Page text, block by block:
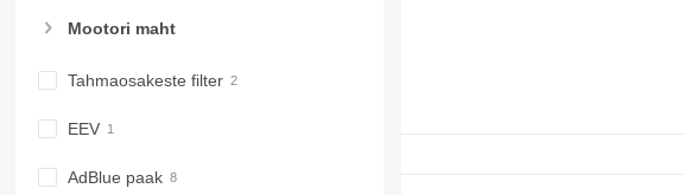
Mootori maht
Tahmaosakeste filter
EEV
AdBlue paak